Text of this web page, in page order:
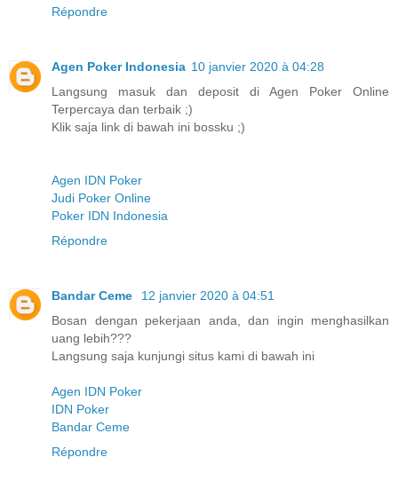
Répondre
Agen Poker Indonesia 10 janvier 2020 à 04:28
Langsung masuk dan deposit di Agen Poker Online
Terpercaya dan terbaik ;)
Klik saja link di bawah ini bossku ;)
Agen IDN Poker
Judi Poker Online
Poker IDN Indonesia
Répondre
Bandar Ceme
12 janvier 2020 à 04:51
Bosan dengan pekerjaan anda, dan ingin menghasilkan
uang lebih???
Langsung saja kunjungi situs kami di bawah ini
Agen IDN Poker
IDN Poker
Bandar Ceme
Répondre